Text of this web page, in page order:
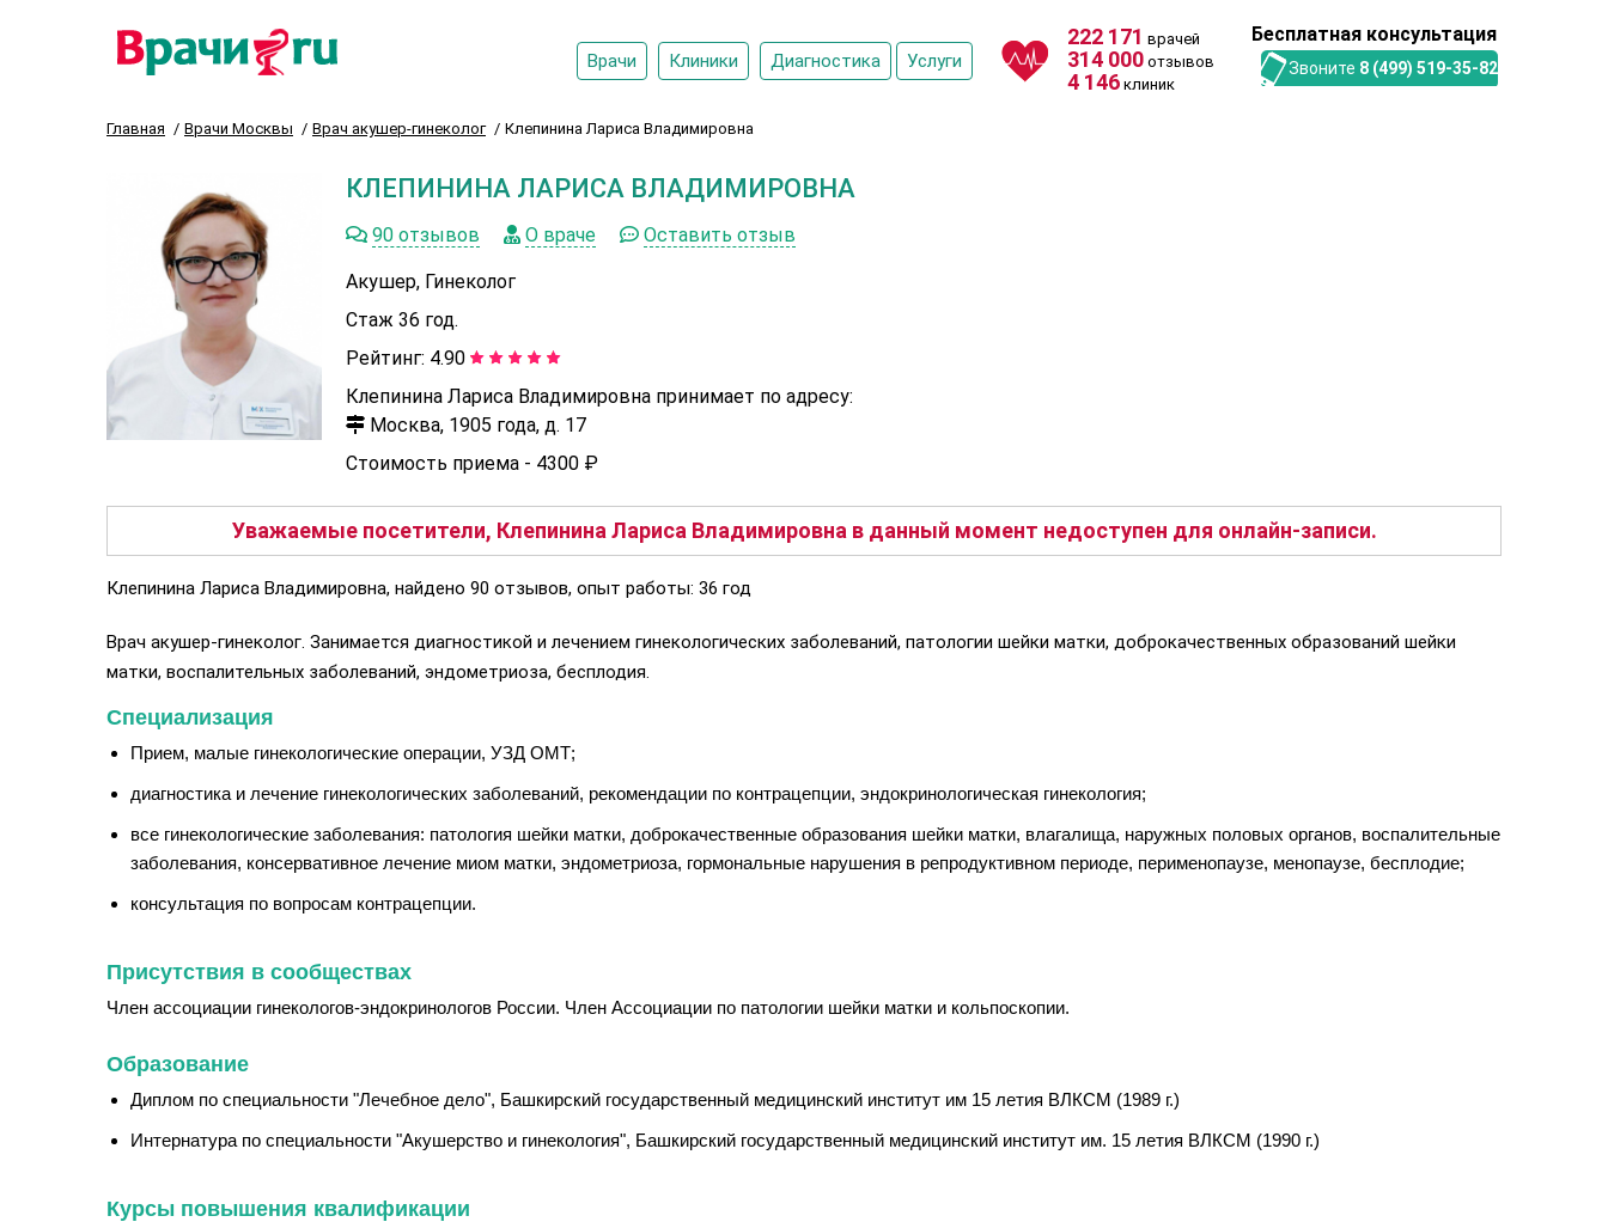
Врачи Клиники Диагностика Услуги
222 171 врачей
314 000 отзывов
4 146 клиник
Бесплатная консультация
Звоните 8 (499) 519-35-82
Главная Врачи Москвы Врач акушер-гинеколог Клепинина Лариса Владимировна
КЛЕПИНИНА ЛАРИСА ВЛАДИМИРОВНА
90 отзывов О враче Оставить отзыв
Акушер, Гинеколог
Стаж 36 год.
Рейтинг: 4.90
Клепинина Лариса Владимировна принимает по адресу:
Москва, 1905 года, д. 17
Стоимость приема - 4300 ₽
Уважаемые посетители, Клепинина Лариса Владимировна в данный момент недоступен для онлайн-записи.
Клепинина Лариса Владимировна, найдено 90 отзывов, опыт работы: 36 год
Врач акушер-гинеколог. Занимается диагностикой и лечением гинекологических заболеваний, патологии шейки матки, доброкачественных образований шейки
матки, воспалительных заболеваний, эндометриоза, бесплодия.
Специализация
Прием, малые гинекологические операции, УЗД ОМТ;
диагностика и лечение гинекологических заболеваний, рекомендации по контрацепции, эндокринологическая гинекология;
все гинекологические заболевания: патология шейки матки, доброкачественные образования шейки матки, влагалища, наружных половых органов, воспалительные
заболевания, консервативное лечение миом матки, эндометриоза, гормональные нарушения в репродуктивном периоде, перименопаузе, менопаузе, бесплодие;
консультация по вопросам контрацепции.
Присутствия в сообществах
Член ассоциации гинекологов-эндокринологов России. Член Ассоциации по патологии шейки матки и кольпоскопии.
Образование
Диплом по специальности "Лечебное дело", Башкирский государственный медицинский институт им 15 летия ВЛКСМ (1989 г.)
Интернатура по специальности "Акушерство и гинекология", Башкирский государственный медицинский институт им. 15 летия ВЛКСМ (1990 г.)
Курсы повышения квалификации